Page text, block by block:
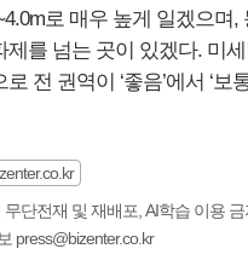
로 매우 높게 일겠으며,
제를 넘는 곳이 있겠다. 미
전 권역이 ‘좋음’에서 ‘보
단전재 및 재배포, AI학습 이용 금
press@bizenter.co.kr